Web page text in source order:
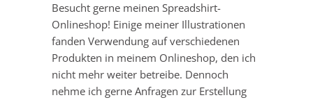
Besucht gerne meinen Spreadshirt-
Onlineshop! Einige meiner Illustrationen
fanden Verwendung auf verschiedenen
Produkten in meinem Onlineshop, den ich
nicht mehr weiter betreibe. Dennoch
nehme ich gerne Anfragen zur Erstellung